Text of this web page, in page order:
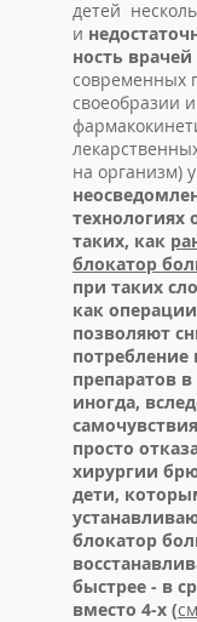
детей
и
ность врачей
современных
своеобразии
на организм)
технологиях
таких, как
блокатор
при таких
как
позволяют
потребление
препаратов в
иногда,
просто
хирургии
дети,
блокатор
быстрее - в
вместо 4-х (